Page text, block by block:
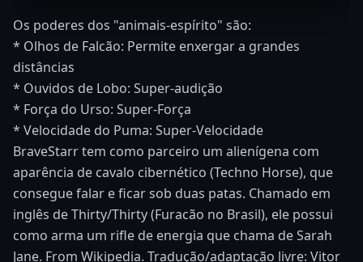
Os poderes dos "animais-espírito" são:
* Olhos de Falcão: Permite enxergar a grandes
distâncias
* Ouvidos de Lobo: Super-audição
* Força do Urso: Super-Força
* Velocidade do Puma: Super-Velocidade
BraveStarr tem como parceiro um alienígena com
aparência de cavalo cibernético (Techno Horse), que
consegue falar e ficar sob duas patas. Chamado em
inglês de Thirty/Thirty (Furacão no Brasil), ele possui
como arma um rifle de energia que chama de Sarah
Jane. From Wikipedia. Tradução/adaptação livre: Vitor